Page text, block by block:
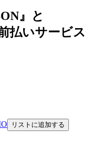
』と
払いサービス
リストに追加する